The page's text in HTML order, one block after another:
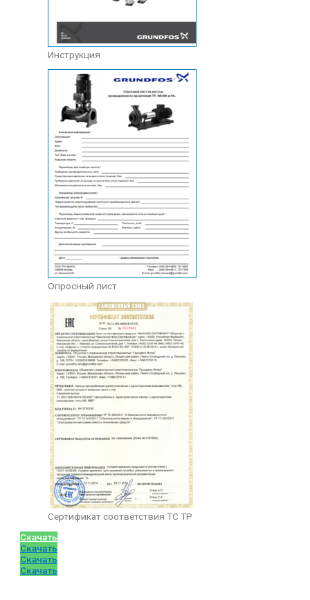
Инструкция
Опросный лист
Сертификат соответствия ТС ТР
Скачать
Скачать
Скачать
Скачать